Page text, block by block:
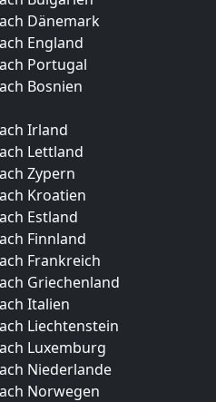
Dänemark
England
Portugal
Bosnien
Irland
Lettland
Zypern
Kroatien
Estland
Finnland
Frankreich
Griechenland
Italien
Liechtenstein
Luxemburg
Niederlande
Norwegen